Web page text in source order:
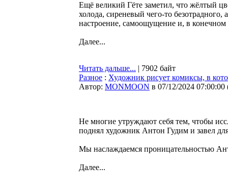
Ещё великий Гёте заметил, что жёлтый
холода, сиреневый чего-то
настроение, самоощущение и, в конечном
Далее...
Читать дальше... | 7902 байт
Разное : Художник рисует комиксы, в
Автор: MONMOON в 07/12/2024 07:00:00
Не многие утруждают себя тем, чтобы
поднял художник Антон Гудим и завел
Мы наслаждаемся проницательностью
Далее...